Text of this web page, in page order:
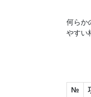
何らか
やすい
№